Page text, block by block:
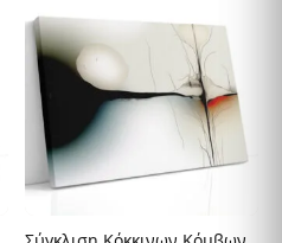
through
173,88 €
♡